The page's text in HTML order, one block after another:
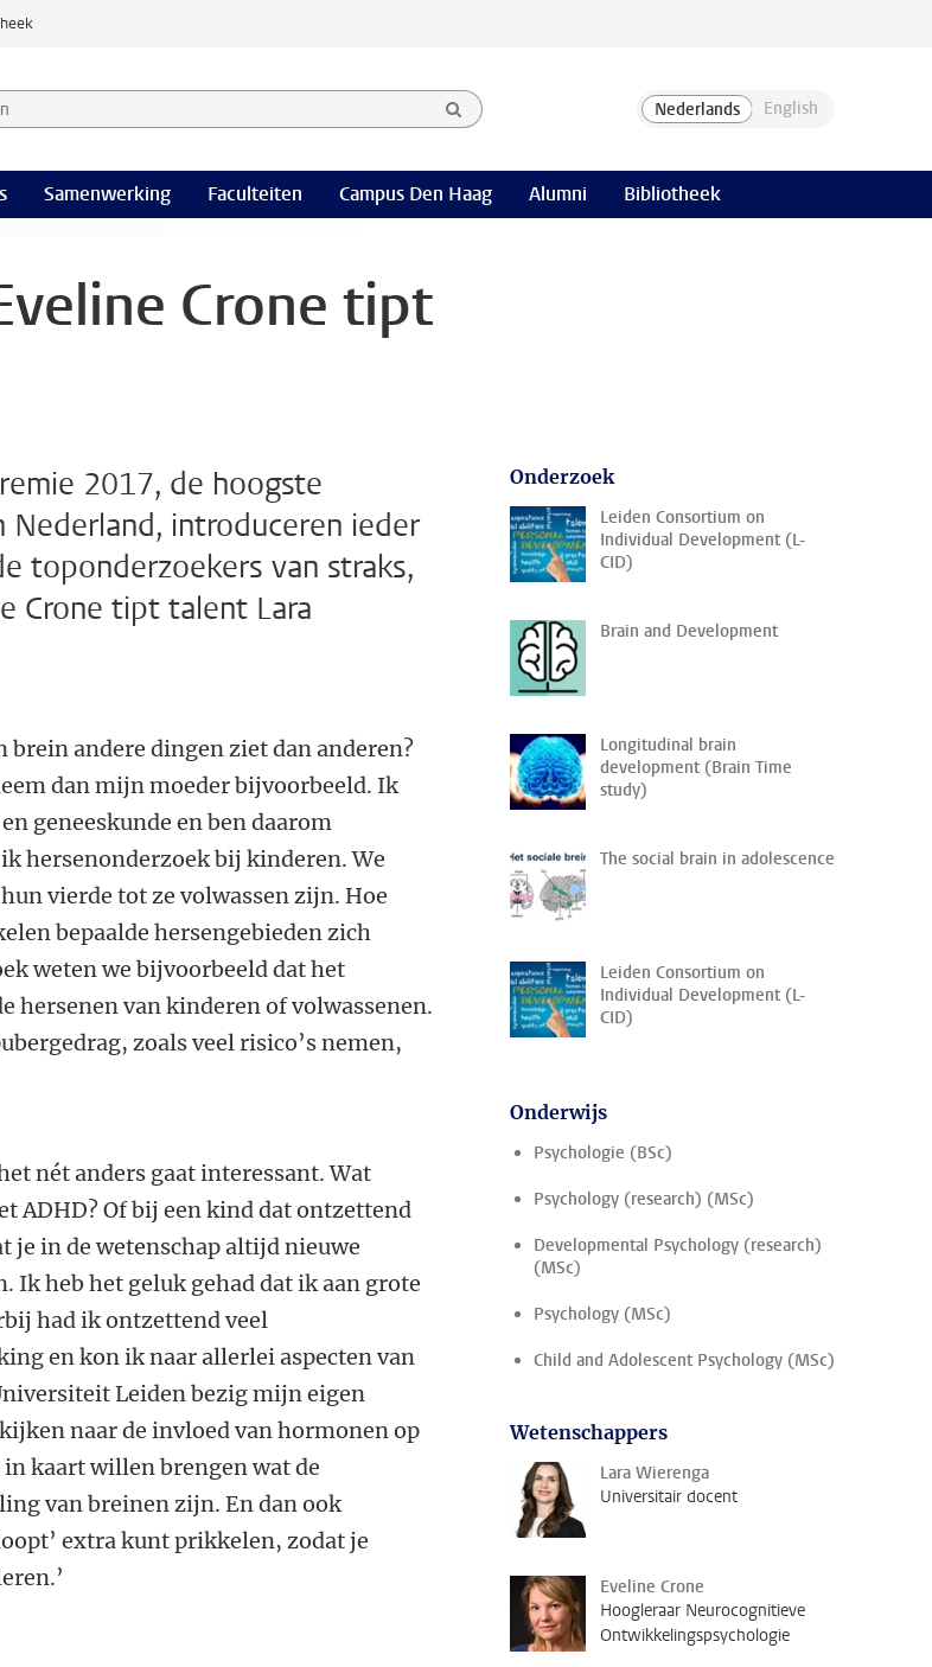
en selecteer categorie
Samenwerking Faculteiten Campus Den Haag Alumni Bibliotheek
Crone tipt
2017, de hoogste
introduceren ieder
toponderzoekers van straks,
Crone tipt talent Lara
brein andere dingen ziet dan anderen?
dan mijn moeder bijvoorbeeld. Ik
geneeskunde en ben daarom
hersenonderzoek bij kinderen. We
vierde tot ze volwassen zijn. Hoe
bepaalde hersengebieden zich
weten we bijvoorbeeld dat het
hersenen van kinderen of volwassenen.
zoals veel risico’s nemen,
nét anders gaat interessant. Wat
ADHD? Of bij een kind dat ontzettend
je in de wetenschap altijd nieuwe
Ik heb het geluk gehad dat ik aan grote
had ik ontzettend veel
en kon ik naar allerlei aspecten van
Leiden bezig mijn eigen
naar de invloed van hormonen op
kaart willen brengen wat de
van breinen zijn. En dan ook
extra kunt prikkelen, zodat je
Onderzoek
Leiden Consortium on
Individual Development (L-
CID)
Brain and Development
Longitudinal brain
development (Brain Time
study)
The social brain in adolescence
Leiden Consortium on
Individual Development (L-
CID)
Onderwijs
Psychologie (BSc)
Psychology (research) (MSc)
Developmental Psychology (research)
(MSc)
Psychology (MSc)
Child and Adolescent Psychology (MSc)
Wetenschappers
Lara Wierenga
Universitair docent
Eveline Crone
Hoogleraar Neurocognitieve
Ontwikkelingspsychologie